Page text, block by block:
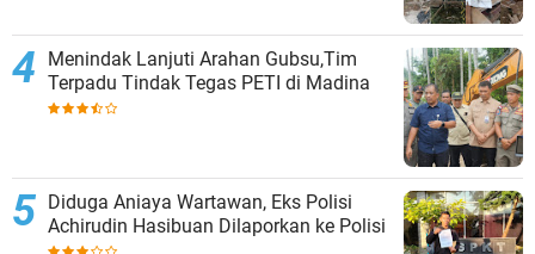
Menindak Lanjuti Arahan Gubsu,Tim
Terpadu Tindak Tegas PETI di Madina
Diduga Aniaya Wartawan, Eks Polisi
Achirudin Hasibuan Dilaporkan ke Polisi